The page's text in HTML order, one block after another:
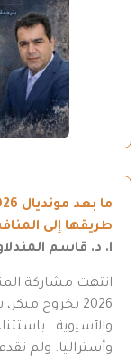
طريقها إلى
ا. د. قاسم
انتهت مشاركة
2026 بخروج
والآسيوية ،
وأستراليا. ولم